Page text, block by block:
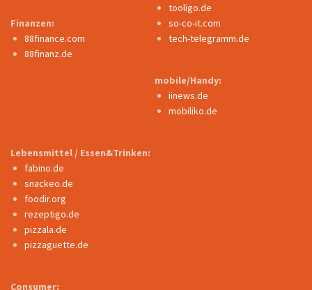
Finanzen:
88finance.com
88finanz.de
tooligo.de
so-co-it.com
tech-telegramm.de
mobile/Handy:
iinews.de
mobiliko.de
Lebensmittel / Essen&Trinken:
fabino.de
snackeo.de
foodir.org
rezeptigo.de
pizzala.de
pizzaguette.de
Consumer: